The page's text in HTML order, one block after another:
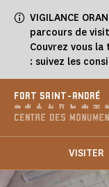
VIGILANCE
parcours de
Couvrez vous
: suivez les
FORT SAINT-ANDRÉ
VISITER